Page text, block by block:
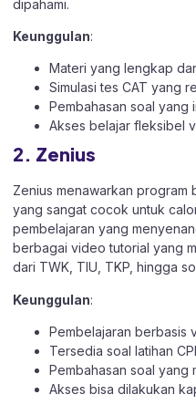
dipahami.
Keunggulan:
Materi yang lengkap
Simulasi tes CAT yang
Pembahasan soal yang
Akses belajar fleksibel
2. Zenius
Zenius menawarkan program
yang sangat cocok untuk
pembelajaran yang
berbagai video tutorial yang
dari TWK, TIU, TKP, hingga
Keunggulan:
Pembelajaran berbasis
Tersedia soal latihan
Pembahasan soal yang
Akses bisa dilakukan